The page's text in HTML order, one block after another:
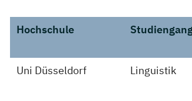
Hochschule
Uni Düsseldorf Linguistik